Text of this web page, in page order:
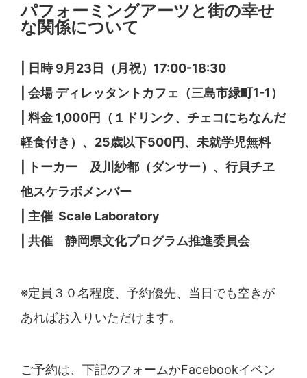
パフォーミングアーツと街の幸せ
な関係について
| 日時 9月23日（月祝）17:00-18:30
| 会場 ディレッタントカフェ（三島市緑町1-1）
| 料金 1,000円（１ドリンク、チェコにちなんだ
軽食付き）、25歳以下500円、未就学児無料
| トーカー 及川紗都（ダンサー）、行貝チヱ
他スケラボメンバー
| 主催 Scale Laboratory
| 共催 静岡県文化プログラム推進委員会
※定員３０名程度、予約優先、当日でも空きが
あればお入りいただけます。
ご予約は、下記のフォームかFacebookイベン